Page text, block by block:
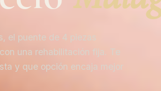
el puente de 4 piezas
una rehabilitación fija. Te
y que opción encaja mejor